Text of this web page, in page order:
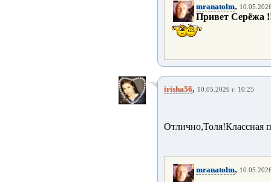
mranatolm,
Привет Серёжа
irisha56, 10.05.2026 г. 10:25
Отлично,Толя!Классная
mranatolm,